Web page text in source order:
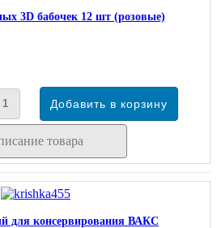
3D бабочек 12 шт (розовые)
товара
для консервирования ВАКС